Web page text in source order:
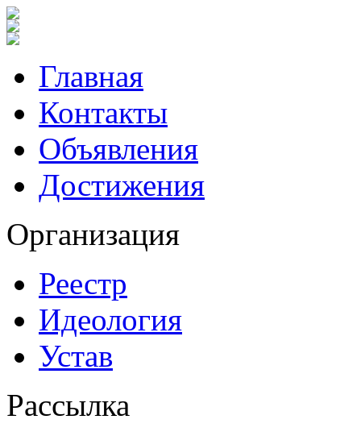
Главная
Контакты
Объявления
Достижения
Организация
Реестр
Идеология
Устав
Рассылка